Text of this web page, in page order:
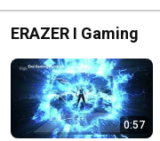
ERAZER I Gaming
0:57